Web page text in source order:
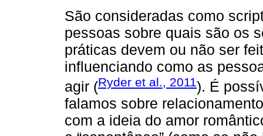
São consideradas como
pessoas sobre quais são os
práticas devem ou não ser
influenciando como as
agir (Ryder et al., 2011). É
falamos sobre
com a ideia do amor